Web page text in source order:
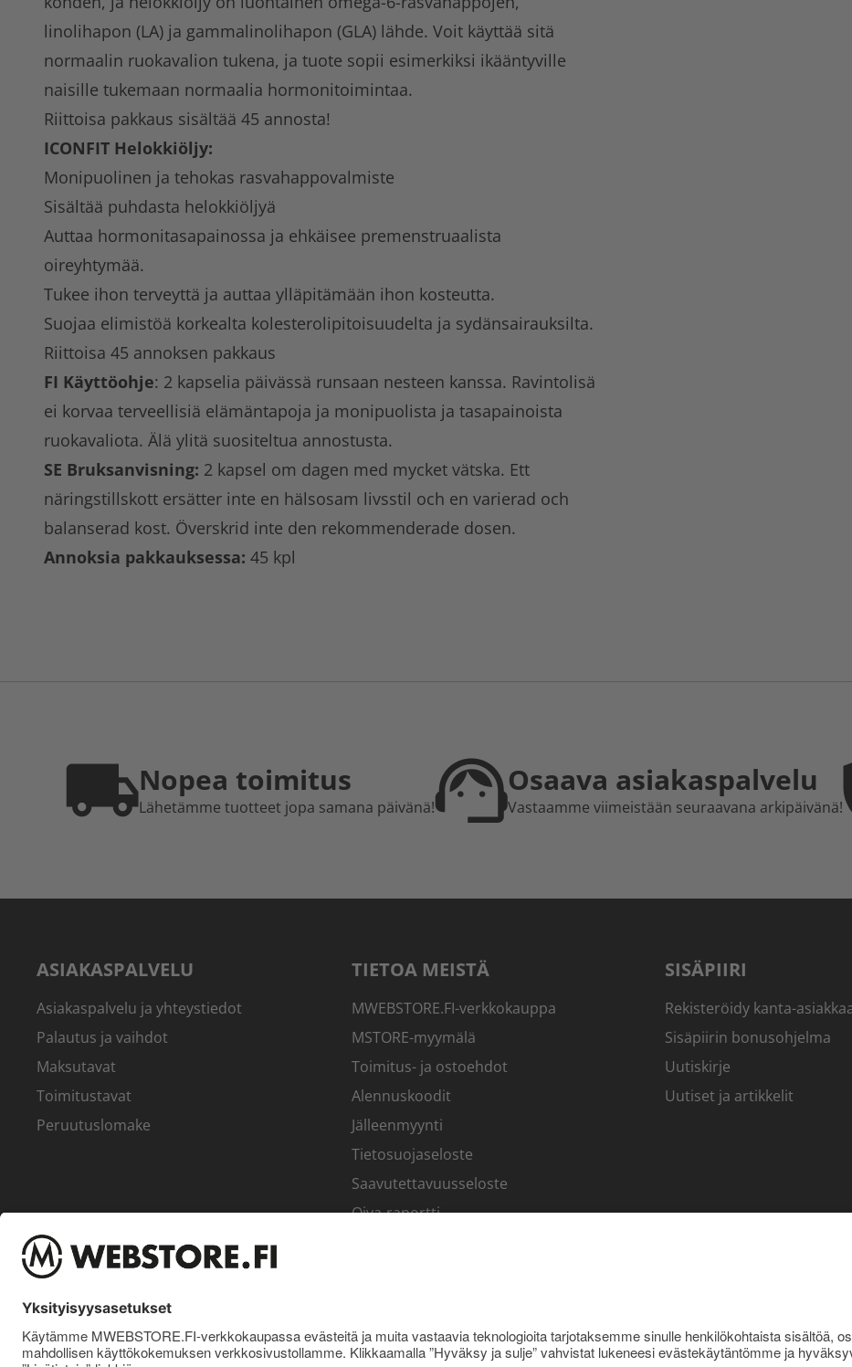
linolihapon (LA) ja gammalinolihapon (GLA) lähde. Voit käyttää sitä
normaalin ruokavalion tukena, ja tuote sopii esimerkiksi ikääntyville
naisille tukemaan normaalia hormonitoimintaa.
Riittoisa pakkaus sisältää 45 annosta!
ICONFIT Helokkiöljy:
Monipuolinen ja tehokas rasvahappovalmiste
Sisältää puhdasta helokkiöljyä
Auttaa hormonitasapainossa ja ehkäisee premenstruaalista
oireyhtymää.
Tukee ihon terveyttä ja auttaa ylläpitämään ihon kosteutta.
Suojaa elimistöä korkealta kolesterolipitoisuudelta ja sydänsairauksilta.
Riittoisa 45 annoksen pakkaus
FI Käyttöohje: 2 kapselia päivässä runsaan nesteen kanssa. Ravintolisä
ei korvaa terveellisiä elämäntapoja ja monipuolista ja tasapainoista
ruokavaliota. Älä ylitä suositeltua annostusta.
SE Bruksanvisning: 2 kapsel om dagen med mycket vätska. Ett
näringstillskott ersätter inte en hälsosam livsstil och en varierad och
balanserad kost. Överskrid inte den rekommenderade dosen.
Annoksia pakkauksessa: 45 kpl
Nopea toimitus
Lähetämme tuotteet jopa samana päivänä!
Osaava asiakaspalvelu
Vastaamme viimeistään seuraavana arkipäivänä!
ASIAKASPALVELU
Asiakaspalvelu ja yhteystiedot
Palautus ja vaihdot
Maksutavat
Toimitustavat
Peruutuslomake
TIETOA MEISTÄ
MWEBSTORE.FI-verkkokauppa
MSTORE-myymälä
Toimitus- ja ostoehdot
Alennuskoodit
Jälleenmyynti
Tietosuojaseloste
Saavutettavuusseloste
Oiva-raportti
SISÄPIIRI
Rekisteröidy kanta-
Sisäpiirin bonusohjelma
Uutiskirje
Uutiset ja artikkelit